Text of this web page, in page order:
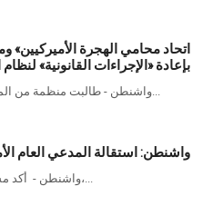
بإعادة «الإجراءات القانونية»
واشنطن: استقالة المدعي العام
واشنطن - أكد مسؤول رفيع في البيت الأبيض الاثنين،...